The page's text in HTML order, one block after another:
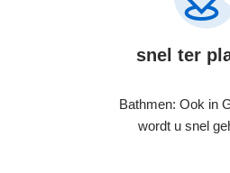
snel ter
Bathmen: Ook in
wordt u snel